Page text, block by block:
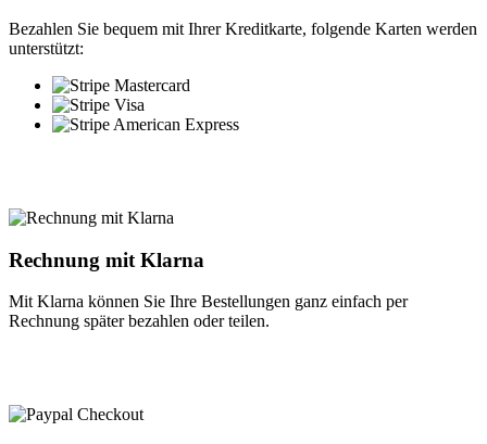
Bezahlen Sie bequem mit Ihrer Kreditkarte, folgende Karten werden
unterstützt:
Rechnung mit Klarna
Mit Klarna können Sie Ihre Bestellungen ganz einfach per
Rechnung später bezahlen oder teilen.